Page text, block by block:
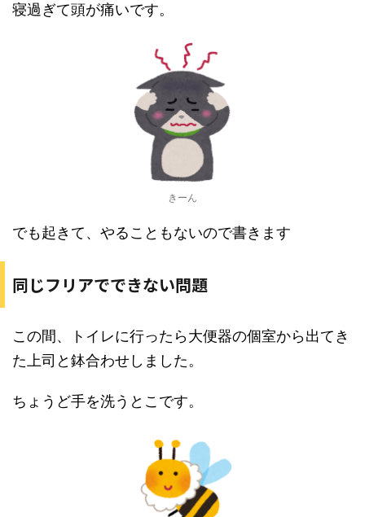
寝過ぎて頭が痛いです。
きーん
でも起きて、やることもないので書きます
同じフリアでできない問題
この間、トイレに行ったら大便器の個室から出てき
た上司と鉢合わせしました。
ちょうど手を洗うとこです。